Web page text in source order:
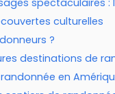
culturelles
?
destinations de
en